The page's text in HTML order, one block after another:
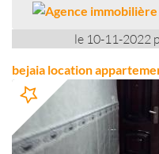
le 10-11-2022
bejaia location